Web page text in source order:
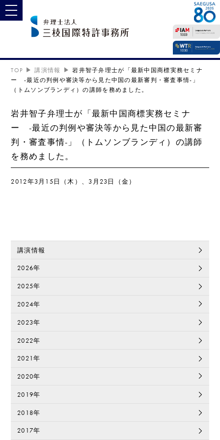
toggle navigation
TOP 講演情報
岩井智子弁理士が「最新中国商標実務セミナ
ー -最近の判例や審決等から見た中国の最新審判・審査事情-」
（トムソンブランディ）の講師を務めました。
岩井智子弁理士が「最新中国商標実務セミナ
ー -最近の判例や審決等から見た中国の最新審
判・審査事情-」（トムソンブランディ）の講師
を務めました。
2012年3月15日（木）、3月23日（金）
講演情報
2026年
2025年
2024年
2023年
2022年
2021年
2020年
2019年
2018年
2017年